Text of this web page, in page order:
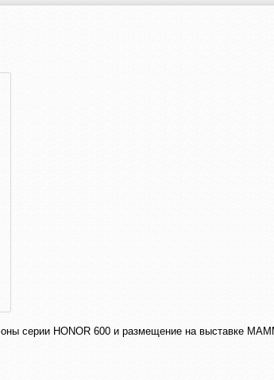
серии HONOR 600 и размещение на выставке